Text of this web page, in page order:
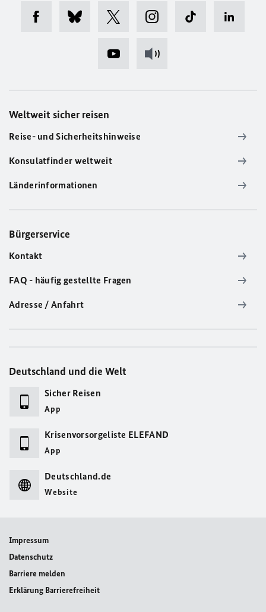
Weltweit sicher reisen
Reise- und Sicherheitshinweise
Konsulatfinder weltweit
Länderinformationen
Bürgerservice
Kontakt
FAQ - häufig gestellte Fragen
Adresse / Anfahrt
Deutschland und die Welt
Sicher Reisen
App
Krisenvorsorgeliste ELEFAND
App
Deutschland.de
Website
Impressum
Datenschutz
Barriere melden
Erklärung Barrierefreiheit